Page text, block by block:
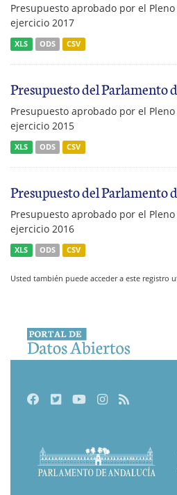
Presupuesto aprobado por el
ejercicio 2017
XLS ODS CSV
Presupuesto del Parlamento
Presupuesto aprobado por el
ejercicio 2015
XLS ODS CSV
Presupuesto del Parlamento
Presupuesto aprobado por el
ejercicio 2016
XLS ODS CSV
Usted también puede acceder a este registro
Facebook
TwitterYoutubeInstagram
RSS